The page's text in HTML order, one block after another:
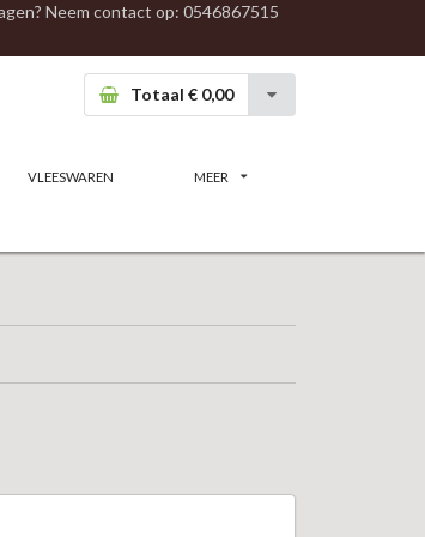
Neem contact op: 0546867515
Totaal € 0,00
VLEESWAREN MEER